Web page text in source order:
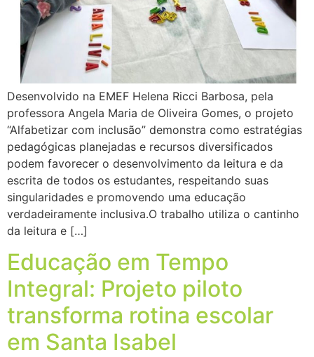
Desenvolvido na EMEF Helena Ricci Barbosa, pela
professora Angela Maria de Oliveira Gomes, o projeto
“Alfabetizar com inclusão” demonstra como estratégias
pedagógicas planejadas e recursos diversificados
podem favorecer o desenvolvimento da leitura e da
escrita de todos os estudantes, respeitando suas
singularidades e promovendo uma educação
verdadeiramente inclusiva.O trabalho utiliza o cantinho
da leitura e […]
Educação em Tempo
Integral: Projeto piloto
transforma rotina escolar
em Santa Isabel